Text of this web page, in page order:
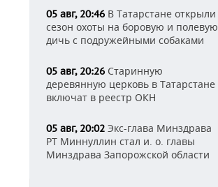
05 авг, 20:46 В Татарстане открыли
сезон охоты на боровую и полевую
дичь с подружейными собаками
05 авг, 20:26 Старинную
деревянную церковь в Татарстане
включат в реестр ОКН
05 авг, 20:02 Экс-глава Минздрава
РТ Миннуллин стал и. о. главы
Минздрава Запорожской области